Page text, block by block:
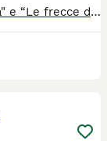
All' allevamento amatoriale "Thai di Rama" e “Le frecce di Cupido” sono disponibili delle bellissime cucciole femmine blue e chocolate colorpoint nate il 16/05/2026. La mamma è O’Hara dei Thai di Rama ed il papà è Ulianov dei Thai di Rama, Campione del Mondo. Le cucciole potranno essere accasate dopo il compimento del terzo mese di età con già effettuate le vaccinazioni, le sverminazioni, microchip già inserito, in possesso di libretto sanitario, certificato di origine della razza (pedigree) e passaggio di proprietà . I genitori ed i gatti dell' allevamento Thai di Rama e Le Frecce mdi Cupido sono testati FIV e FELV, selezionati per salute, carattere, bellezza e posseggono linee di alta genealogia. L' Allevamento amatoriale "Thai di Rama" e l’Allevamento Le frecce di Cupido sono registrati e riconosciuti dalla Associazione WCF (World Cat Federation. Per vedere altre foto delle cucciole visitare il sito www.thaidirama.com. . Per ulteriori informazioni e/o appuntamenti scrivere alla mail info@thaidirama.com oppure telefonare ai numeri 0292100111 (numero fisso con segreteria) -3387319711(Maria Luisa)- 3486129010 (Rita)preferibilmente ore serali. Per favore solo se interessati. Grazie. Maria Luisa, Rita e Francesco